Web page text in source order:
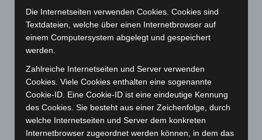
September 2023
(133)
August 2023(134)
Juli 2023(118)
Juni 2023(142)
Mai 2023 (139)
April 2023(155)
März 2023(174)
Die Internetseiten verwenden Cookies. Cookies sind
Textdateien, welche über einen Internetbrowser auf
einem Computersystem abgelegt und gespeichert
werden.
Zahlreiche Internetseiten und Server verwenden
Cookies. Viele Cookies enthalten eine sogenannte
Cookie-ID. Eine Cookie-ID ist eine eindeutige Kennung
des Cookies. Sie besteht aus einer Zeichenfolge, durch
welche Internetseiten und Server dem konkreten
Internetbrowser zugeordnet werden können, in dem das